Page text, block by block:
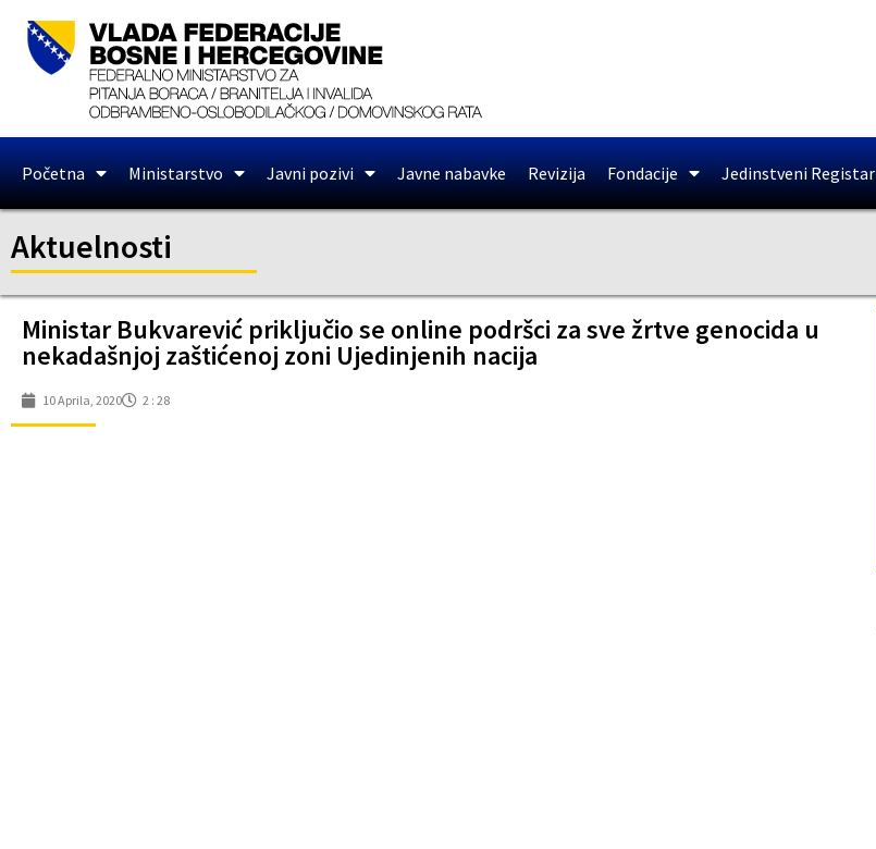
Početna Ministarstvo Javni pozivi Javne nabavke Revizija Fondacije Jedinstveni Registar
Aktuelnosti
Ministar Bukvarević priključio se online podršci za sve žrtve genocida u
nekadašnjoj zaštićenoj zoni Ujedinjenih nacija
10 Aprila, 2020 2 : 28